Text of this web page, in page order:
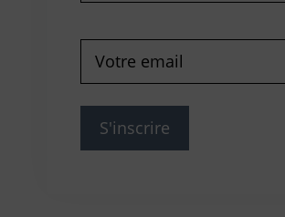
électroniqueRequis